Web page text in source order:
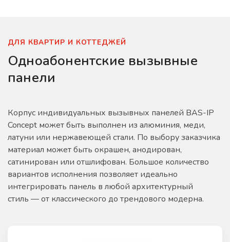
ДЛЯ КВАРТИР И КОТТЕДЖЕЙ
Одноабонентские вызывные
панели
Корпус индивидуальных вызывных панелей BAS-IP
Concept может быть выполнен из алюминия, меди,
латуни или нержавеющей стали. По выбору заказчика
материал может быть окрашен, анодирован,
сатинирован или отшлифован. Большое количество
вариантов исполнения позволяет идеально
интегрировать панель в любой архитектурный
стиль — от классического до трендового модерна.